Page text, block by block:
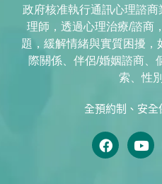
政府核准執行通訊心理諮
理師，透過心理治療/諮商
題，緩解情緒與實質困擾，
際關係、伴侶/婚姻諮商、
索、性
全預約制、安